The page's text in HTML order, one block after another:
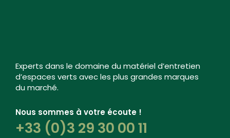
Experts dans le domaine du matériel d’entretien
d’espaces verts avec les plus grandes marques
du marché.
Nous sommes à votre écoute !
+33 (0)3 29 30 00 11